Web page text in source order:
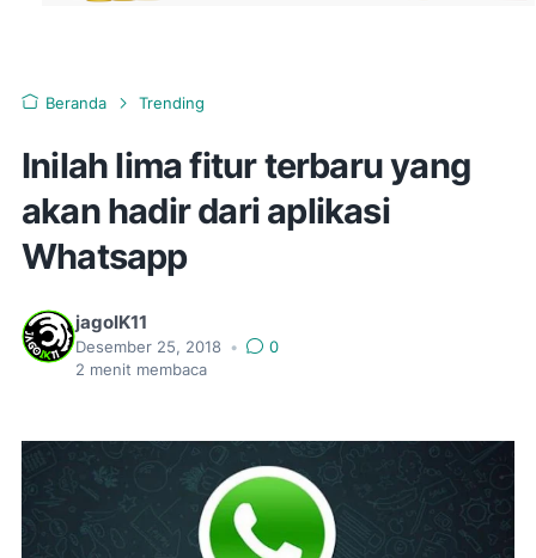
Beranda Trending
Inilah lima fitur terbaru yang
akan hadir dari aplikasi
Whatsapp
jagoIK11
Desember 25, 2018 •
0
2 menit membaca